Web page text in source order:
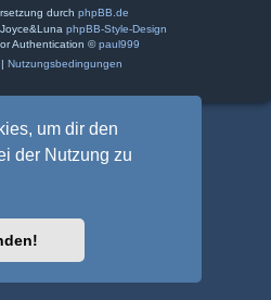
um dir den
der Nutzung zu
durch phpBB.de
phpBB-Style-Design
Authentication ©paul999
Nutzungsbedingungen